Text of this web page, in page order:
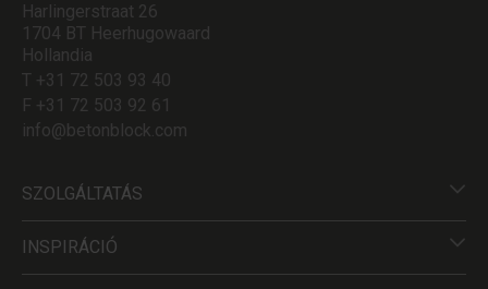
Harlingerstraat 26
1704 BT Heerhugowaard
Hollandia
T +31 72 503 93 40
F +31 72 503 92 61
info@betonblock.com
SZOLGÁLTATÁS
INSPIRÁCIÓ